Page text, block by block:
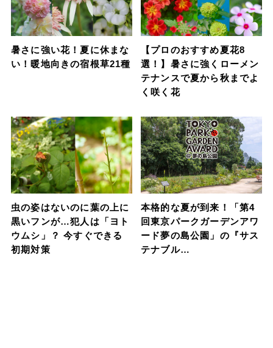
暑さに強い花！夏に休まな
い！暖地向きの宿根草21種
【プロのおすすめ夏花8
選！】暑さに強くローメン
テナンスで夏から秋までよ
く咲く花
虫の姿はないのに葉の上に
黒いフンが…犯人は「ヨト
ウムシ」？ 今すぐできる
初期対策
本格的な夏が到来！「第4
回東京パークガーデンアワ
ード夢の島公園」の『サス
テナブル…